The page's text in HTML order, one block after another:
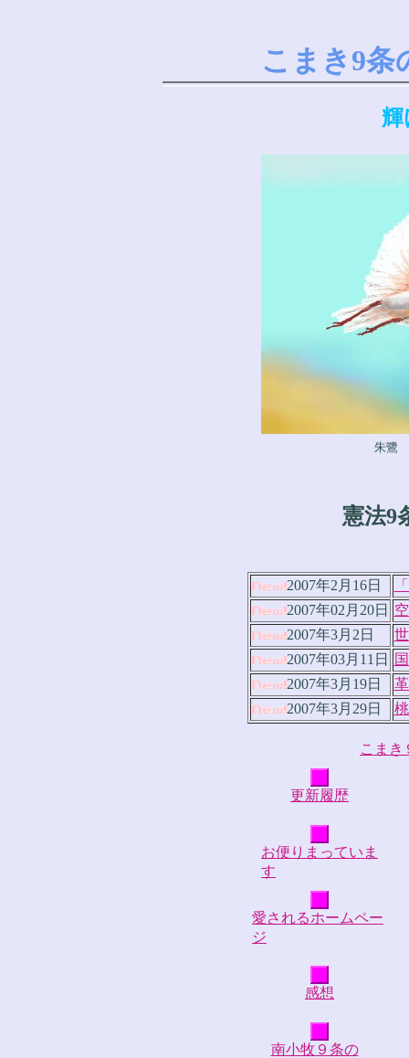
こまき9条
輝
朱
憲法9
2007年2月16日
2007年02月20日
2007年3月2日
2007年03月11日
2007年3月19日
2007年3月29日
こまき
更新履歴
お便りまっていま
す
愛されるホームペー
ジ
感想
南小牧９条の